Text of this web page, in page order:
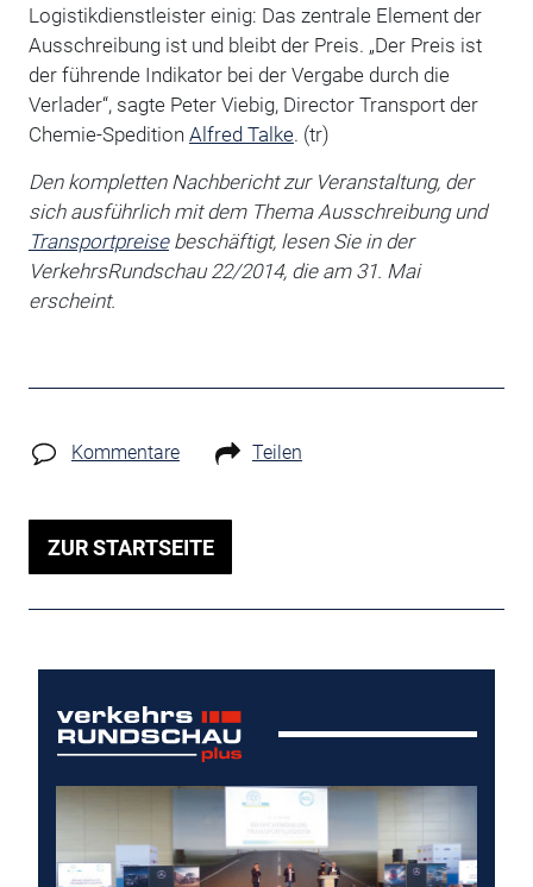
Logistikdienstleister einig: Das zentrale Element der
Ausschreibung ist und bleibt der Preis. „Der Preis ist
der führende Indikator bei der Vergabe durch die
Verlader“, sagte Peter Viebig, Director Transport der
Chemie-Spedition Alfred Talke. (tr)
Den kompletten Nachbericht zur Veranstaltung, der
sich ausführlich mit dem Thema Ausschreibung und
Transportpreisebeschäftigt, lesen Sie in der
VerkehrsRundschau 22/2014, die am 31. Mai
erscheint.
Kommentare Teilen
ZUR STARTSEITE